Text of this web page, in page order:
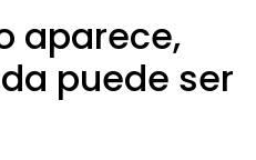
aparece,
puede ser